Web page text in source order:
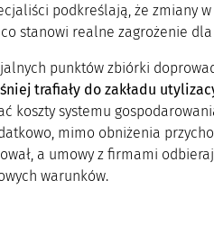
podkreślają, że zmiany
stanowi realne zagrożenie
punktów zbiórki
trafiały do zakładu
koszty systemu
mimo obniżenia
a umowy z firmami
warunków.